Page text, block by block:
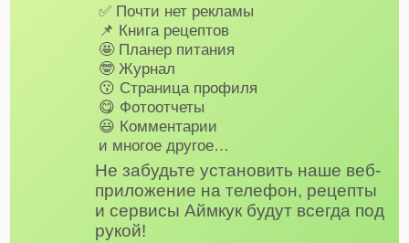
✅ Почти нет рекламы
📌 Книга рецептов
🤩 Планер питания
🤓 Журнал
😗 Страница профиля
😋 Фотоотчеты
😃 Комментарии
и многое другое…
Не забудьте установить наше веб-
приложение на телефон, рецепты
и сервисы Аймкук будут всегда под
рукой!